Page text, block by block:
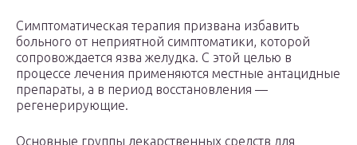
Симптоматическая терапия призвана избавить
больного от неприятной симптоматики, которой
сопровождается язва желудка. С этой целью в
процессе лечения применяются местные антацидные
препараты, а в период восстановления —
регенерирующие.
Основные группы лекарственных средств для